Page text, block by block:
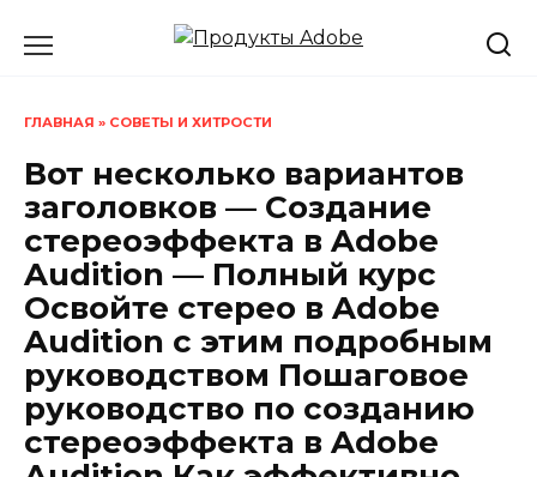
ГЛАВНАЯ » СОВЕТЫ И ХИТРОСТИ
Вот несколько вариантов
заголовков — Создание
стереоэффекта в Adobe
Audition — Полный курс
Освойте стерео в Adobe
Audition с этим подробным
руководством Пошаговое
руководство по созданию
стереоэффекта в Adobe